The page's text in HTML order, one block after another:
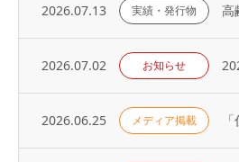
2026.07.13 実績・発行物
2026.07.02 お知らせ
2026.06.25 メディア掲載